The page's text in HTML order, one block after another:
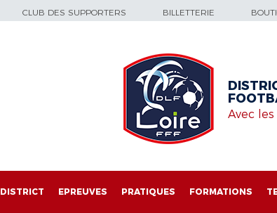
CLUB DES SUPPORTERS BILLETTERIE
Avec
DISTRICT EPREUVES PRATIQUES FORMATIONS